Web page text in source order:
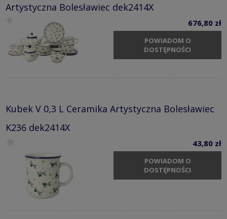
Artystyczna Bolesławiec dek2414X
676,80 zł
POWIADOM O
DOSTĘPNOŚCI
Kubek V 0,3 L Ceramika Artystyczna Bolesławiec
K236 dek2414X
43,80 zł
POWIADOM O
DOSTĘPNOŚCI